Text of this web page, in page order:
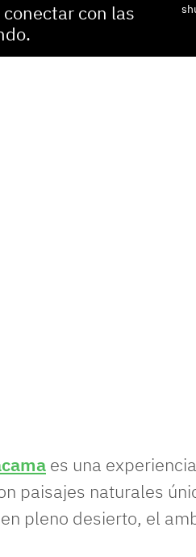
con las
es una
paisajes naturales
pleno desierto, el